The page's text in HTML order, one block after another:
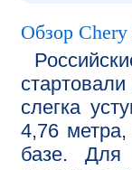
Обзор
слегка
4,76
базе. Для